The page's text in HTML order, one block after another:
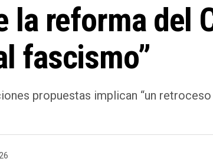
la reforma del
fascismo”
propuestas implican “un